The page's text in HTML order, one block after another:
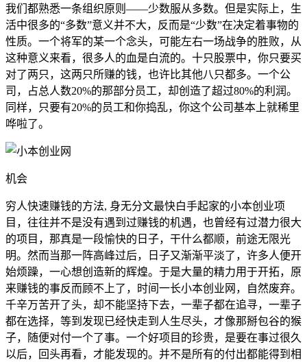
我们都熟悉一条组织原则——少数服从多数。但是实际上，生
活中很多的“多数”意义并不大，反而是“少数”在决定着事物的
性质。一个将军的某一个念头，可能左右一场战争的胜败，从
这种意义来看，很多人的血是白流的。十只股票中，你只要买
对了两只，这两只所赚的钱，也许比其他八只都多。一个公
司，占总人数20%的那部分员工，却创造了超过80%的利润。
同样，只要有20%的员工和你捣乱，你这个公司基本上就稀里
哗啦了。
机会
穷人快速赚钱的方法, 身无分文最快白手起家的小本创业项
目，往往并不是没有遇到过赚钱的机遇，也曾经有过潜力很大
的项目，那真是一段愉快的日子，干什么都顺，前途无限光
明。然而当那一阵高峰过后，日子又渐渐平淡了，许多人便开
始烦躁，一心想创造新的辉煌。于是大量的精力用于开拓，原
来赚钱的事反而顾不上了，时间一长小本创业网，自然废弃。
千辛万苦开了头，却不能坚持下去，一辈子都在追寻，一辈子
都在选择，等到发现已经快走到人生尽头，才像那掰包谷的猴
子，随便对付一个了事。一个好项目的珍贵，是要在事过很久
以后，回头再看，才能发现的。并不是所有的付出都能得到相